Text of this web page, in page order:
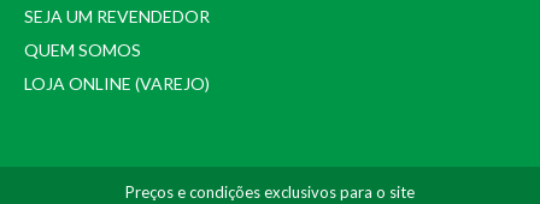
SEJA UM REVENDEDOR
QUEM SOMOS
LOJA ONLINE (VAREJO)
Preços e condições exclusivos para o site